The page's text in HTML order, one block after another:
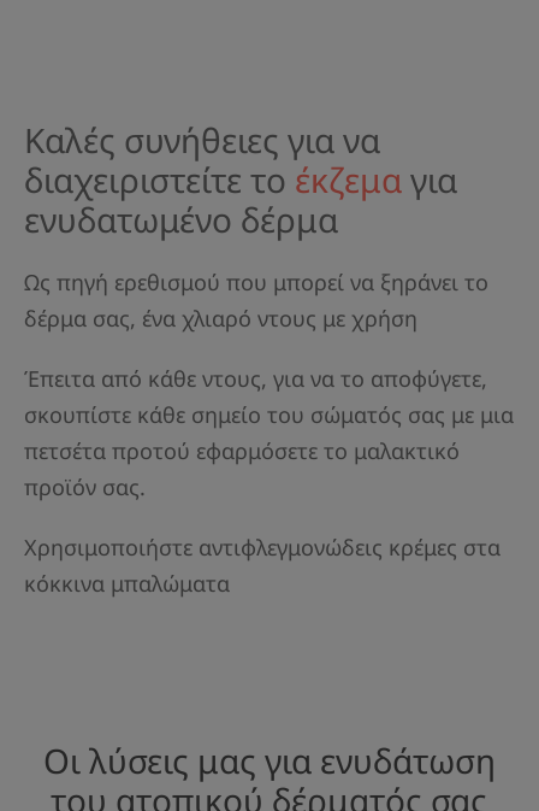
Καλές συνήθειες για να
διαχειριστείτε το έκζεμαγια
ενυδατωμένο δέρμα
Ως πηγή ερεθισμού που μπορεί να ξηράνει το
δέρμα σας, ένα χλιαρό ντους με χρήση
Έπειτα από κάθε ντους, για να το αποφύγετε,
σκουπίστε κάθε σημείο του σώματός σας με μια
πετσέτα προτού εφαρμόσετε το μαλακτικό
προϊόν σας.
Χρησιμοποιήστε αντιφλεγμονώδεις κρέμες στα
κόκκινα μπαλώματα
Οι λύσεις μας για ενυδάτωση
του ατοπικού δέρματός σας